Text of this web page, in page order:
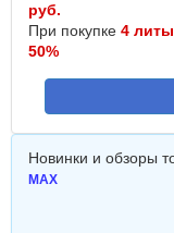
руб.
При покупке 4
50%
Новинки и обзоры
MAX